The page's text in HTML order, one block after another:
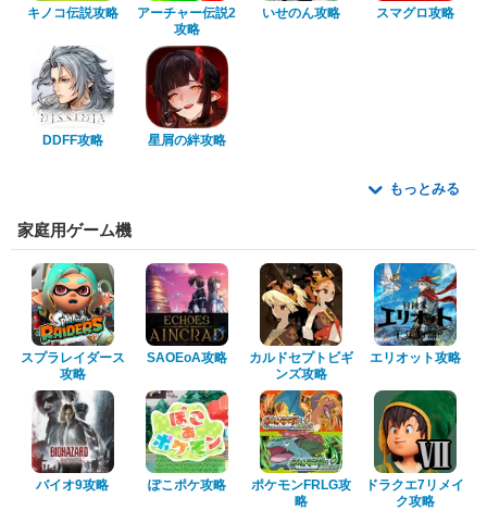
キノコ伝説攻略
アーチャー伝説2
攻略
いせのん攻略 スマグロ攻略
DDFF攻略 星屑の絆攻略
もっとみる
家庭用ゲーム機
スプラレイダース
攻略
SAOEoA攻略
カルドセプトビギ
ンズ攻略
エリオット攻略
バイオ9攻略 ぽこポケ攻略
ポケモンFRLG攻
略
ドラクエ7リメイ
ク攻略